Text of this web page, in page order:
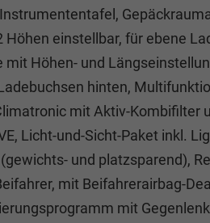
Höhen einstellbar, für ebene
mit Höhen- und
hinten,
mit Aktiv-Kombifilter
Licht-und-Sicht-Paket inkl.
und platzsparend),
mit Beifahrerairbag-
mit